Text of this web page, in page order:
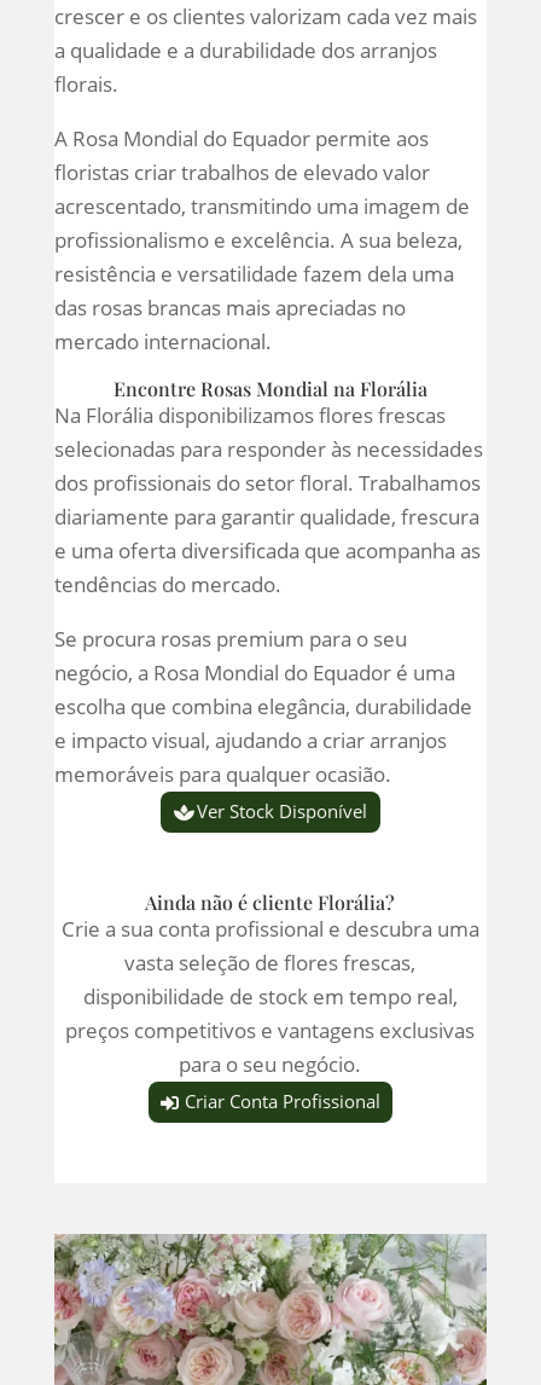
crescer e os clientes valorizam cada vez mais
a qualidade e a durabilidade dos arranjos
florais.
A Rosa Mondial do Equador permite aos
floristas criar trabalhos de elevado valor
acrescentado, transmitindo uma imagem de
profissionalismo e excelência. A sua beleza,
resistência e versatilidade fazem dela uma
das rosas brancas mais apreciadas no
mercado internacional.
Encontre Rosas Mondial na Florália
Na Florália disponibilizamos flores frescas
selecionadas para responder às necessidades
dos profissionais do setor floral. Trabalhamos
diariamente para garantir qualidade, frescura
e uma oferta diversificada que acompanha as
tendências do mercado.
Se procura rosas premium para o seu
negócio, a Rosa Mondial do Equador é uma
escolha que combina elegância, durabilidade
e impacto visual, ajudando a criar arranjos
memoráveis para qualquer ocasião.
Ver Stock Disponível
Ainda não é cliente Florália?
Crie a sua conta profissional e descubra uma
vasta seleção de flores frescas,
disponibilidade de stock em tempo real,
preços competitivos e vantagens exclusivas
para o seu negócio.
Criar Conta Profissional